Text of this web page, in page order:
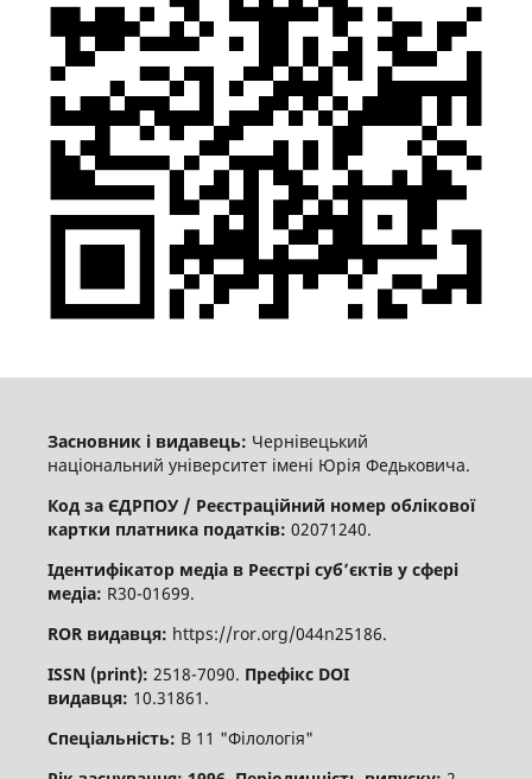
Засновник і видавець: Чернівецький
національний університет імені Юрія Федьковича.
Код за ЄДРПОУ / Реєстраційний номер облікової
картки платника податків: 02071240.
Ідентифікатор медіа в Реєстрі суб’єктів у сфері
медіа: R30-01699.
ROR видавця: https://ror.org/044n25186.
ISSN (print): 2518-7090. Префікс DOI
видавця: 10.31861.
Спеціальність: В 11 "Філологія"